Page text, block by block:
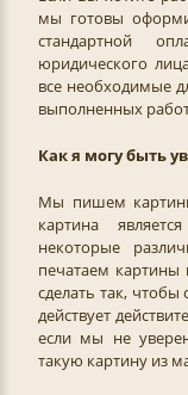
мы готовы
стандартной
юридического
все необходимые
выполненных
Как я могу быть
Мы пишем
картина
некоторые
печатаем картины
сделать так,
действует
если мы не
такую картину из